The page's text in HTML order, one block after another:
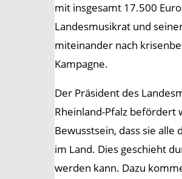
mit insgesamt 17.500
Landesmusikrat und
miteinander nach
Kampagne.
Der Präsident des
Rheinland-Pfalz befördert
Bewusstsein, dass sie
im Land. Dies geschieht
werden kann. Dazu